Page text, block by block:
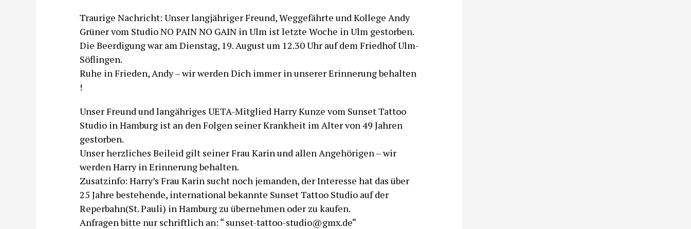
Traurige Nachricht: Unser langjähriger Freund, Weggefährte und Kollege Andy
Grüner vom Studio NO PAIN NO GAIN in Ulm ist letzte Woche in Ulm gestorben.
Die Beerdigung war am Dienstag, 19. August um 12.30 Uhr auf dem Friedhof Ulm-
Söflingen.
Ruhe in Frieden, Andy – wir werden Dich immer in unserer Erinnerung behalten
!
Unser Freund und langähriges UETA-Mitglied Harry Kunze vom Sunset Tattoo
Studio in Hamburg ist an den Folgen seiner Krankheit im Alter von 49 Jahren
gestorben.
Unser herzliches Beileid gilt seiner Frau Karin und allen Angehörigen – wir
werden Harry in Erinnerung behalten.
Zusatzinfo: Harry’s Frau Karin sucht noch jemanden, der Interesse hat das über
25 Jahre bestehende, international bekannte Sunset Tattoo Studio auf der
Reperbahn(St. Pauli) in Hamburg zu übernehmen oder zu kaufen.
Anfragen bitte nur schriftlich an: “ sunset-tattoo-studio@gmx.de“